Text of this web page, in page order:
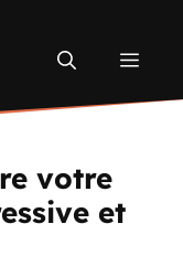
votre
et